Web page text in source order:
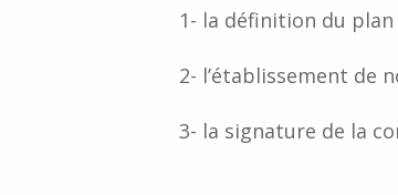
1- la définition du
2- l’établissement de
3- la signature de la